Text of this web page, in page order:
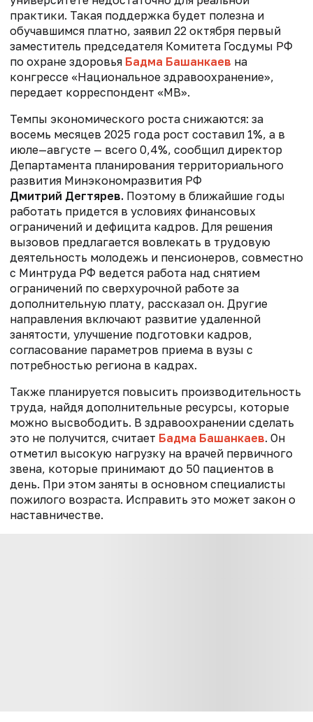
практики. Такая поддержка будет полезна и
обучавшимся платно, заявил 22 октября первый
заместитель председателя Комитета Госдумы РФ
по охране здоровья Бадма Башанкаев на
конгрессе «Национальное здравоохранение»,
передает корреспондент «МВ».
Темпы экономического роста снижаются: за
восемь месяцев 2025 года рост составил 1%, а в
июле—августе — всего 0,4%, сообщил директор
Департамента планирования территориального
развития Минэкономразвития РФ
Дмитрий Дегтярев. Поэтому в ближайшие годы
работать придется в условиях финансовых
ограничений и дефицита кадров. Для решения
вызовов предлагается вовлекать в трудовую
деятельность молодежь и пенсионеров, совместно
с Минтруда РФ ведется работа над снятием
ограничений по сверхурочной работе за
дополнительную плату, рассказал он. Другие
направления включают развитие удаленной
занятости, улучшение подготовки кадров,
согласование параметров приема в вузы с
потребностью региона в кадрах.
Также планируется повысить производительность
труда, найдя дополнительные ресурсы, которые
можно высвободить. В здравоохранении сделать
это не получится, считает Бадма Башанкаев. Он
отметил высокую нагрузку на врачей первичного
звена, которые принимают до 50 пациентов в
день. При этом заняты в основном специалисты
пожилого возраста. Исправить это может закон о
наставничестве.